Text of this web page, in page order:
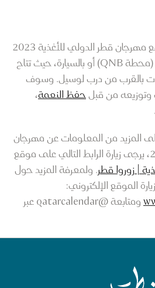
ويمكن الوصول إلى موقع مهرجان قطر الدولي للأغذية 2023
بسهولة عن طريق المترو (محطة QNB) أو بالسيارة، حيث تتاح
بالقرب من درب لوسيل. وسوف
وتوزيعه من قبلحفظ النعمة،
المزيد من المعلومات عن مهرجان
| زوروا قطر. ولمعرفة المزيد حول
الموقع الإلكتروني:
ومتابعة @qatarcalendar عبر
الرئيسية لقطر للسياحة